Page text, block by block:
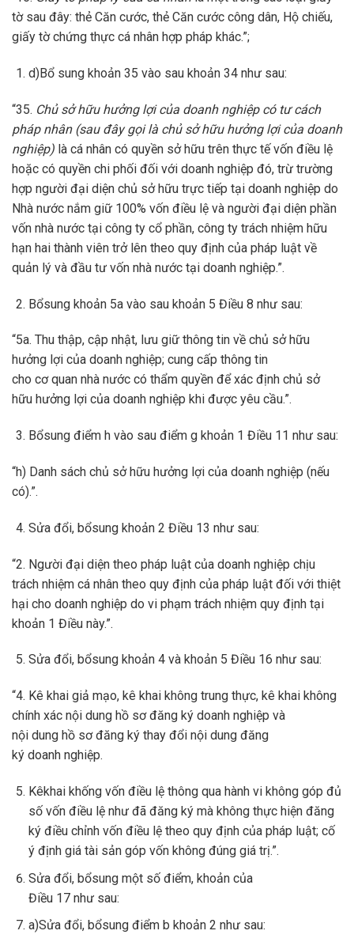
tờ sau đây: thẻ Căn cước, thẻ Căn cước công dân, Hộ chiếu,
giấy tờ chứng thực cá nhân hợp pháp khác.”;
d)Bổ sung khoản 35 vào sau khoản 34 như sau:
“35. Chủ sở hữu hưởng lợi của doanh nghiệp có tư cách
pháp nhân (sau đây gọi là chủ sở hữu hưởng lợi của doanh
nghiệp) là cá nhân có quyền sở hữu trên thực tế vốn điều lệ
hoặc có quyền chi phối đối với doanh nghiệp đó, trừ trường
hợp người đại diện chủ sở hữu trực tiếp tại doanh nghiệp do
Nhà nước nắm giữ 100% vốn điều lệ và người đại diện phần
vốn nhà nước tại công ty cổ phần, công ty trách nhiệm hữu
hạn hai thành viên trở lên theo quy định của pháp luật về
quản lý và đầu tư vốn nhà nước tại doanh nghiệp.”.
Bổsung khoản 5a vào sau khoản 5 Điều 8 như sau:
“5a. Thu thập, cập nhật, lưu giữ thông tin về chủ sở hữu
hưởng lợi của doanh nghiệp; cung cấp thông tin
cho cơ quan nhà nước có thẩm quyền để xác định chủ sở
hữu hưởng lợi của doanh nghiệp khi được yêu cầu.”.
Bổsung điểm h vào sau điểm g khoản 1 Điều 11 như sau:
“h) Danh sách chủ sở hữu hưởng lợi của doanh nghiệp (nếu
có).”.
Sửa đổi, bổsung khoản 2 Điều 13 như sau:
“2. Người đại diện theo pháp luật của doanh nghiệp chịu
trách nhiệm cá nhân theo quy định của pháp luật đối với thiệt
hại cho doanh nghiệp do vi phạm trách nhiệm quy định tại
khoản 1 Điều này.”.
Sửa đổi, bổsung khoản 4 và khoản 5 Điều 16 như sau:
“4. Kê khai giả mạo, kê khai không trung thực, kê khai không
chính xác nội dung hồ sơ đăng ký doanh nghiệp và
nội dung hồ sơ đăng ký thay đổi nội dung đăng
ký doanh nghiệp.
Kêkhai khống vốn điều lệ thông qua hành vi không góp đủ
số vốn điều lệ như đã đăng ký mà không thực hiện đăng
ký điều chỉnh vốn điều lệ theo quy định của pháp luật; cố
ý định giá tài sản góp vốn không đúng giá trị.”.
Sửa đổi, bổsung một số điểm, khoản của
Điều 17 như sau:
a)Sửa đổi, bổsung điểm b khoản 2 như sau: